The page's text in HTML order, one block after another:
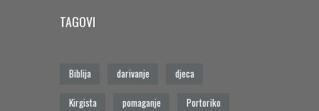
TAGOVI
Biblija darivanje djeca
Kirgista pomaganje Portoriko